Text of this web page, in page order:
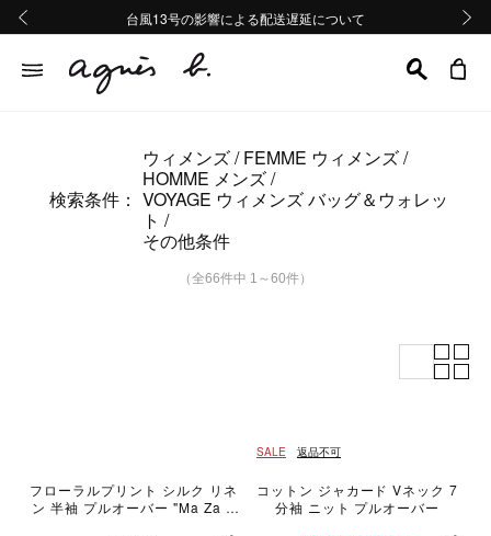
熊本地域地震の影響による配送遅延について
Summer Sale 2buy10%OFF!!
台風13号の影響による配送遅延について
熊本地域地震の影響による配送遅延について
Summer Sale 2buy10%OFF!!
検索条件：
ウィメンズ FEMME ウィメンズ
HOMME メンズ
VOYAGE ウィメンズ バッグ＆ウォレッ
ト
その他条件
（全66件中 1～60件）
フローラルプリント シルク リネ
ン 半袖 プルオーバー "Ma Za S
SALE 返品不可
コットン ジャカード Vネック 7
分袖 ニット プルオーバー